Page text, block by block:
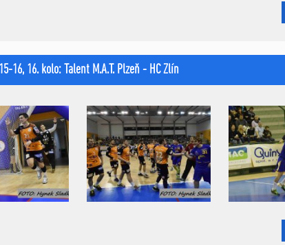
16, 16. kolo: Talent M.A.T. Plzeň - HC Zlín